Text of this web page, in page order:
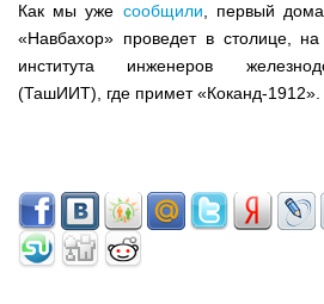
Как мы уже сообщили, первый
«Навбахор» проведет в столице, на
института инженеров
(ТашИИТ), где примет «Коканд-1912».